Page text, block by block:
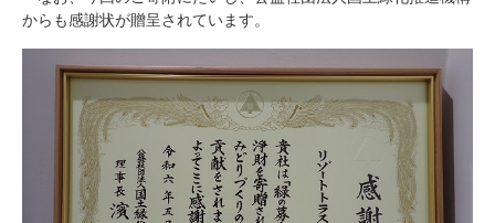
からも感謝状が贈呈されています。